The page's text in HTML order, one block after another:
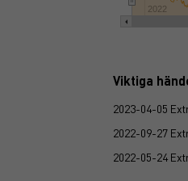
2022
Viktiga
2023-04-05
2022-09-27
2022-05-24